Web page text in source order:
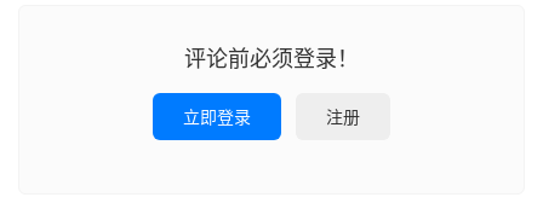
评论前必须登录！
立即登录 注册